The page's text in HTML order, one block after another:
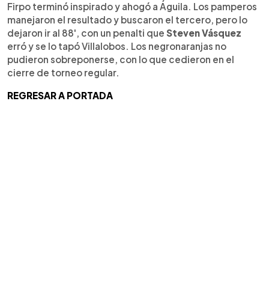
Firpo terminó inspirado y ahogó a Águila. Los pamperos
manejaron el resultado y buscaron el tercero, pero lo
dejaron ir al 88', con un penalti que Steven Vásquez
erró y se lo tapó Villalobos. Los negronaranjas no
pudieron sobreponerse, con lo que cedieron en el
cierre de torneo regular.
REGRESAR A PORTADA